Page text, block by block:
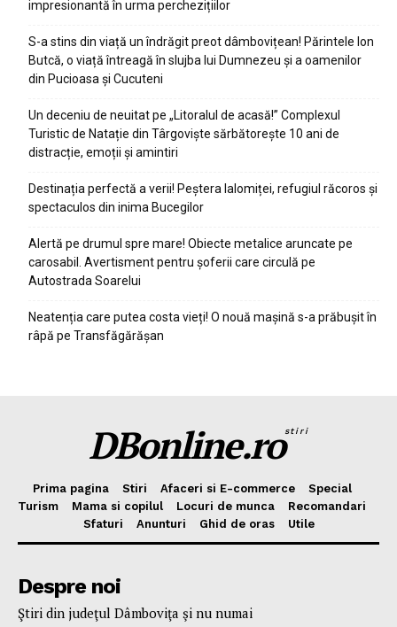
impresionantă în urma perchezițiilor
S-a stins din viață un îndrăgit preot dâmbovițean! Părintele Ion
Butcă, o viață întreagă în slujba lui Dumnezeu și a oamenilor
din Pucioasa și Cucuteni
Un deceniu de neuitat pe „Litoralul de acasă!” Complexul
Turistic de Natație din Târgoviște sărbătorește 10 ani de
distracție, emoții și amintiri
Destinația perfectă a verii! Peștera Ialomiței, refugiul răcoros și
spectaculos din inima Bucegilor
Alertă pe drumul spre mare! Obiecte metalice aruncate pe
carosabil. Avertisment pentru șoferii care circulă pe
Autostrada Soarelui
Neatenția care putea costa vieți! O nouă mașină s-a prăbușit în
râpă pe Transfăgărășan
DBonline.rostiri
Prima pagina Stiri Afaceri si E-commerce
Special
Turism
Mama si copilul Locuri de munca
Recomandari
Sfaturi
Anunturi Ghid de oras Utile
Despre noi
Ştiri din judeţul Dâmboviţa şi nu numai